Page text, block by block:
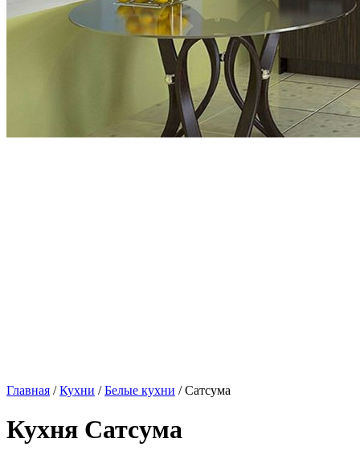
Главная /Кухни /Белые кухни / Сатсума
Кухня Сатсума